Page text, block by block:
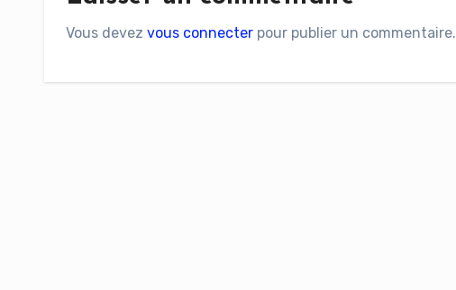
Vous devez vous connecter pour publier un commentaire.